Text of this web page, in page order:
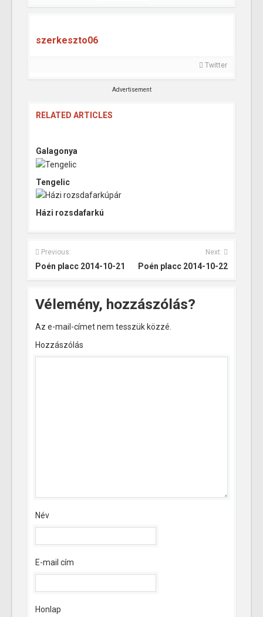
szerkeszto06
Twitter
Advertisement
RELATED ARTICLES
Galagonya
Tengelic
Házi rozsdafarkú
Previous:
Poén placc 2014-10-21
Next:
Poén placc 2014-10-22
Vélemény, hozzászólás?
Az e-mail-címet nem tesszük közzé.
Hozzászólás
Név
E-mail cím
Honlap